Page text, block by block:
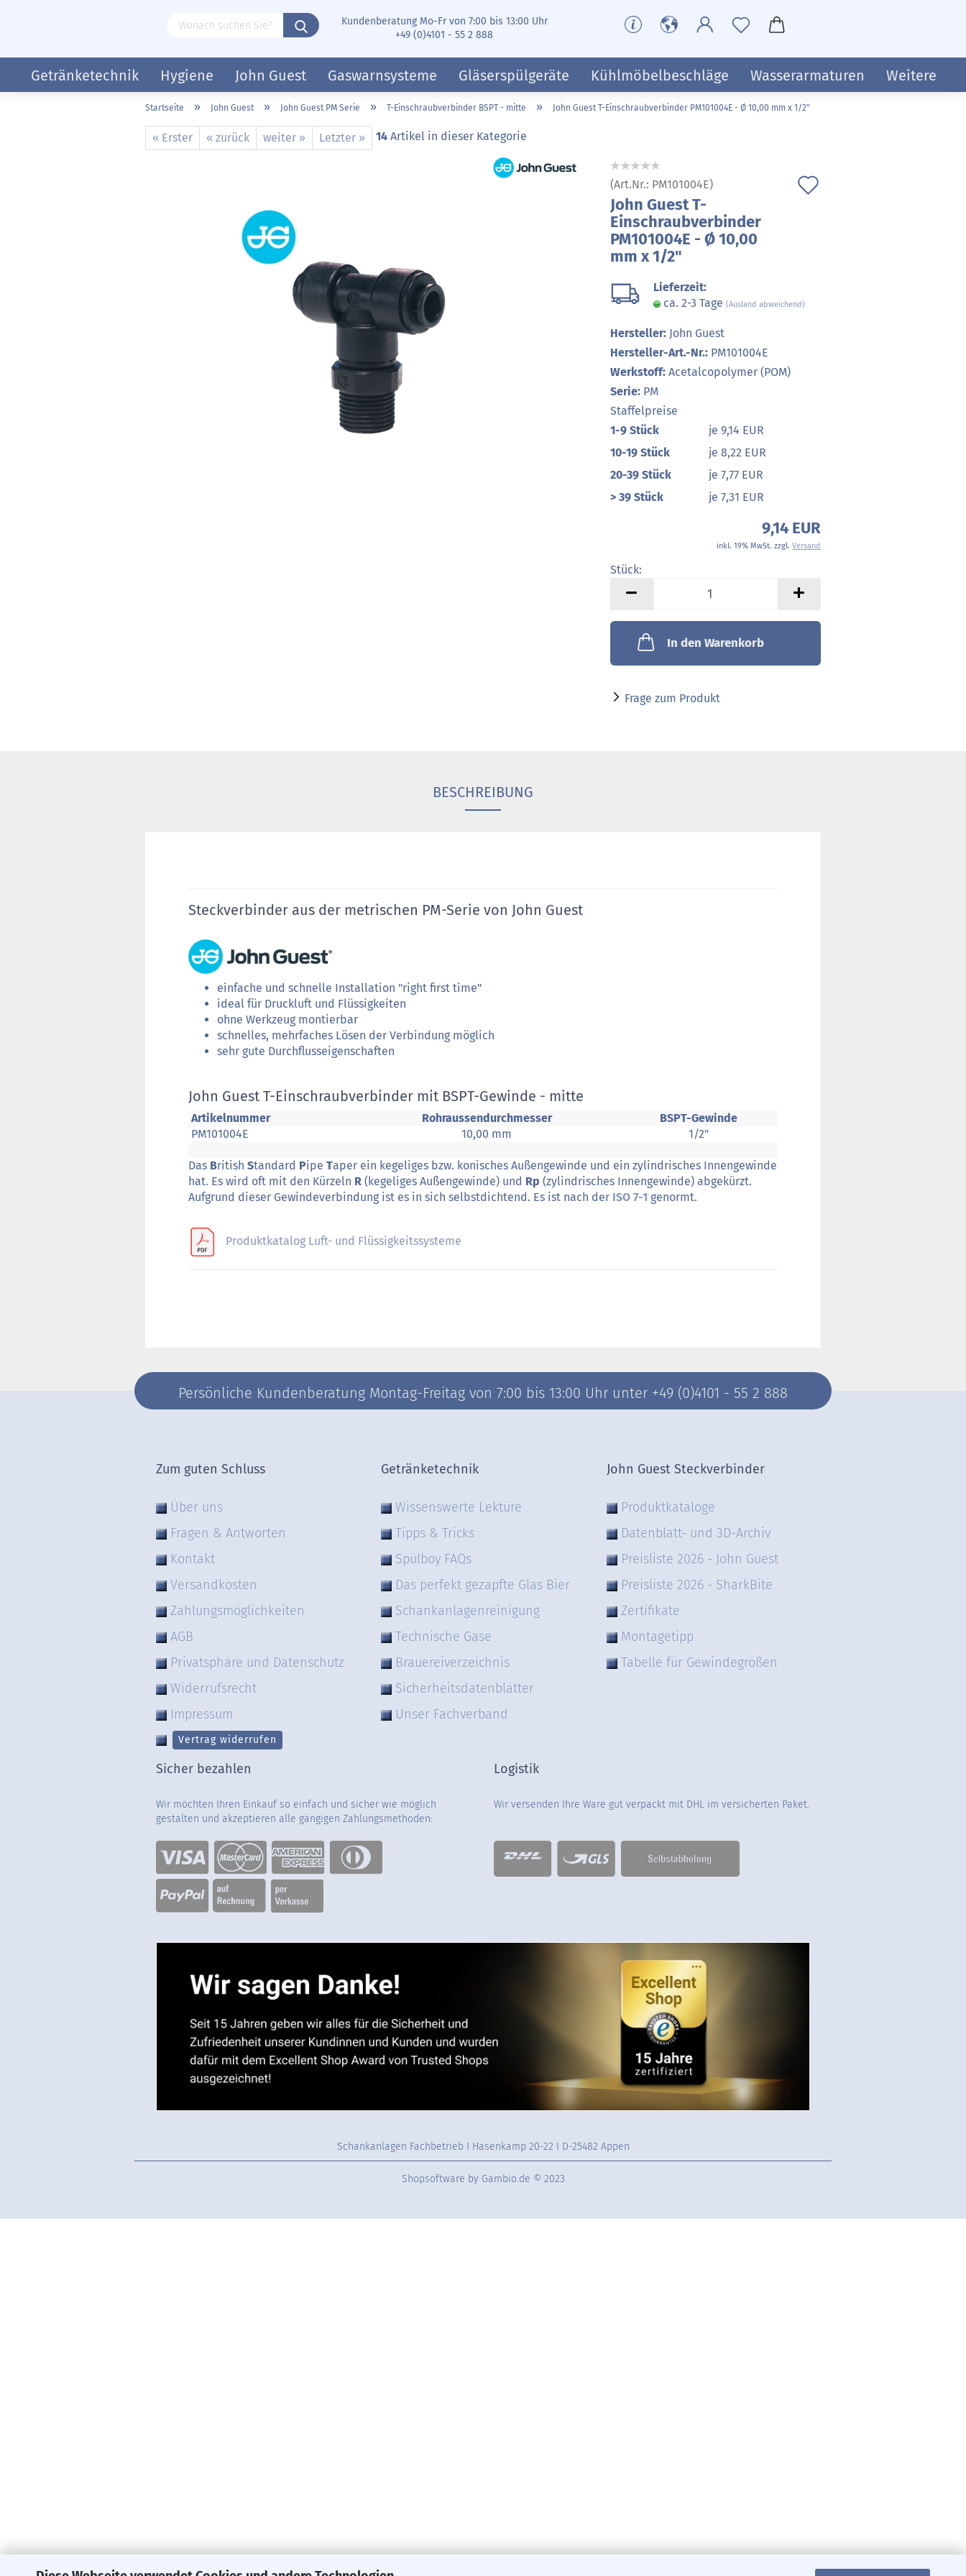
Kundenberatung Mo-Fr von 7:00 bis 13:00 Uhr
+49 (0)4101 - 55 2 888
Getränketechnik Hygiene John Guest Gaswarnsysteme Gläserspülgeräte Kühlmöbelbeschläge Wasserarmaturen Weitere
Startseite » John Guest » John Guest PM Serie » T-Einschraubverbinder BSPT - mitte » John Guest T-Einschraubverbinder PM101004E - Ø 10,00 mm x 1/2"
« Erster « zurück weiter » Letzter » 14 Artikel in dieser Kategorie
(Art.Nr.: PM101004E)
John Guest T-
Einschraubverbinder
PM101004E - Ø 10,00
mm x 1/2"
Lieferzeit:
ca. 2-3 Tage (Ausland abweichend)
Hersteller: John Guest
Hersteller-Art.-Nr.: PM101004E
Werkstoff: Acetalcopolymer (POM)
Serie: PM
Staffelpreise
1-9 Stück
je 9,14 EUR
10-19 Stück
je 8,22 EUR
20-39 Stück
je 7,77 EUR
> 39 Stück
je 7,31 EUR
9,14 EUR
inkl. 19% MwSt. zzgl. Versand
Stück:
Stück
In den Warenkorb
Frage zum Produkt
BESCHREIBUNG
Steckverbinder aus der metrischen PM-Serie von John Guest
einfache und schnelle Installation "right first time"
ideal für Druckluft und Flüssigkeiten
ohne Werkzeug montierbar
schnelles, mehrfaches Lösen der Verbindung möglich
sehr gute Durchflusseigenschaften
John Guest T-Einschraubverbinder mit BSPT-Gewinde - mitte
Artikelnummer Rohraussendurchmesser
BSPT-Gewinde
PM101004E
10,00 mm 1/2"
Das British Standard Pipe Taper ein kegeliges bzw. konisches Außengewinde und ein zylindrisches Innengewinde
hat. Es wird oft mit den Kürzeln R (kegeliges Außengewinde) und Rp (zylindrisches Innengewinde) abgekürzt.
Aufgrund dieser Gewindeverbindung ist es in sich selbstdichtend. Es ist nach der ISO 7-1 genormt.
Produktkatalog Luft- und Flüssigkeitssysteme
Persönliche Kundenberatung Montag-Freitag von 7:00 bis 13:00 Uhr unter +49 (0)4101 - 55 2 888
Zum guten Schluss
Über uns
Fragen & Antworten
Kontakt
Versandkosten
Zahlungsmöglichkeiten
AGB
Privatsphäre und Datenschutz
Widerrufsrecht
Impressum
Vertrag widerrufen
Getränketechnik
Wissenswerte Lektüre
Tipps & Tricks
Spülboy FAQs
Das perfekt gezapfte Glas Bier
Schankanlagenreinigung
Technische Gase
Brauereiverzeichnis
Sicherheitsdatenblätter
Unser Fachverband
John Guest Steckverbinder
Produktkataloge
Datenblatt- und 3D-Archiv
Preisliste 2026 - John Guest
Preisliste 2026 - SharkBite
Zertifikate
Montagetipp
Tabelle für Gewindegrößen
Sicher bezahlen
Wir möchten Ihren Einkauf so einfach und sicher wie möglich
gestalten und akzeptieren alle gängigen Zahlungsmethoden:
Logistik
Wir versenden Ihre Ware gut verpackt mit DHL im versicherten Paket.
Schankanlagen Fachbetrieb I Hasenkamp 20-22 I D-25482 Appen
Shopsoftware by Gambio.de © 2023